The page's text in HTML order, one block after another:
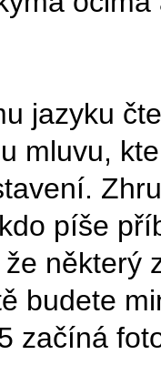
jazyku
mluvu,
píše
některý
budete
začíná